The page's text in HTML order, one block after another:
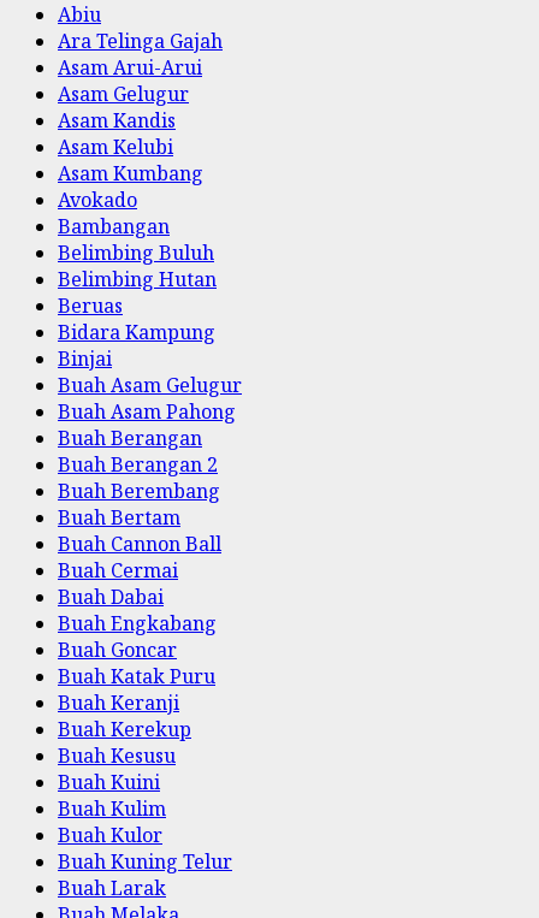
Abiu
Ara Telinga Gajah
Asam Arui-Arui
Asam Gelugur
Asam Kandis
Asam Kelubi
Asam Kumbang
Avokado
Bambangan
Belimbing Buluh
Belimbing Hutan
Beruas
Bidara Kampung
Binjai
Buah Asam Gelugur
Buah Asam Pahong
Buah Berangan
Buah Berangan 2
Buah Berembang
Buah Bertam
Buah Cannon Ball
Buah Cermai
Buah Dabai
Buah Engkabang
Buah Goncar
Buah Katak Puru
Buah Keranji
Buah Kerekup
Buah Kesusu
Buah Kuini
Buah Kulim
Buah Kulor
Buah Kuning Telur
Buah Larak